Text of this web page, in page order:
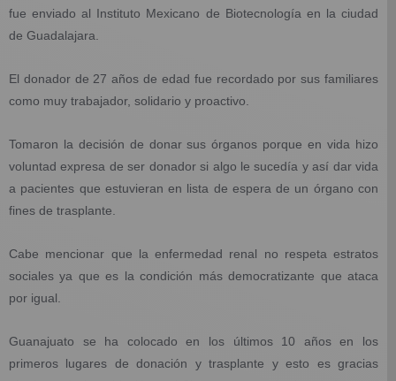
fue enviado al Instituto Mexicano de Biotecnología en la ciudad
de Guadalajara.
El donador de 27 años de edad fue recordado por sus familiares
como muy trabajador, solidario y proactivo.
Tomaron la decisión de donar sus órganos porque en vida hizo
voluntad expresa de ser donador si algo le sucedía y así dar vida
a pacientes que estuvieran en lista de espera de un órgano con
fines de trasplante.
Cabe mencionar que la enfermedad renal no respeta estratos
sociales ya que es la condición más democratizante que ataca
por igual.
Guanajuato se ha colocado en los últimos 10 años en los
primeros lugares de donación y trasplante y esto es gracias